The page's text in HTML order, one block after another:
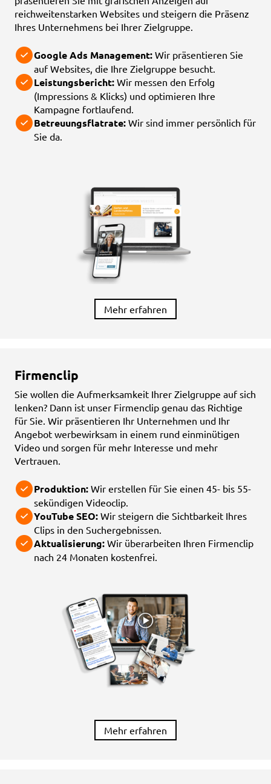
reichweitenstarken Websites und steigern die Präsenz
Ihres Unternehmens bei Ihrer Zielgruppe.
Google Ads Management: Wir präsentieren Sie
auf Websites, die Ihre Zielgruppe besucht.
Leistungsbericht: Wir messen den Erfolg
(Impressions & Klicks) und optimieren Ihre
Kampagne fortlaufend.
Betreuungsflatrate: Wir sind immer persönlich für
Sie da.
Mehr erfahren
Firmenclip
Sie wollen die Aufmerksamkeit Ihrer Zielgruppe auf sich
lenken? Dann ist unser Firmenclip genau das Richtige
für Sie. Wir präsentieren Ihr Unternehmen und Ihr
Angebot werbewirksam in einem rund einminütigen
Video und sorgen für mehr Interesse und mehr
Vertrauen.
Produktion: Wir erstellen für Sie einen 45- bis 55-
sekündigen Videoclip.
YouTube SEO: Wir steigern die Sichtbarkeit Ihres
Clips in den Suchergebnissen.
Aktualisierung: Wir überarbeiten Ihren Firmenclip
nach 24 Monaten kostenfrei.
Mehr erfahren